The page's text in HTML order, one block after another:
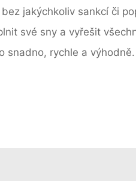
jakýchkoliv sankcí či
své sny a vyřešit
snadno, rychle a výhodně.